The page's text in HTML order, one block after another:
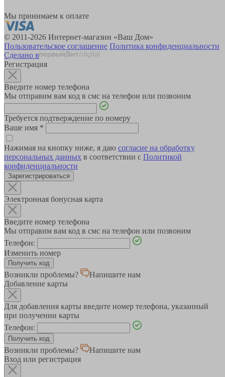
Мы принимаем к оплате
© 2011-2026 Интернет-магазин «Ваш Дом»
Пользовательское соглашение Политика конфиденциальности
Сделано в
Регистрация
Введите номер телефона
Мы отправим вам код в смс на телефон или позвоним
Требуется подтверждение по номеру
Ваше имя *
Нажимая на кнопку ниже, я даю согласие на обработку
персональных данных в соответствии с Политикой
конфиденциальности
Зарегистрироваться
Электронная бонусная карта
Введите номер телефона
Мы отправим вам код в смс на телефон или позвоним
Телефон:
Изменить номер
Возникли проблемы?
Напишите нам
Добавление карты
Для добавления карты введите номер телефона, указанный
при получении карты
Телефон:
Возникли проблемы?
Напишите нам
Вход или регистрация